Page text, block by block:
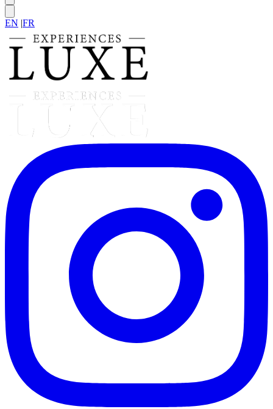
EN |FR